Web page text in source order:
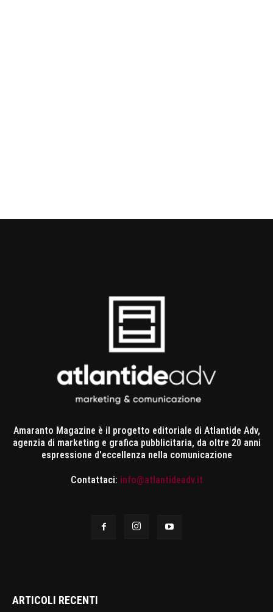
Amaranto Magazine è il progetto editoriale di Atlantide Adv,
agenzia di marketing e grafica pubblicitaria, da oltre 20 anni
espressione d'eccellenza nella comunicazione
Contattaci: info@atlantideadv.it
ARTICOLI RECENTI